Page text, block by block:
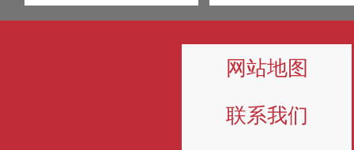
网站地图
联系我们